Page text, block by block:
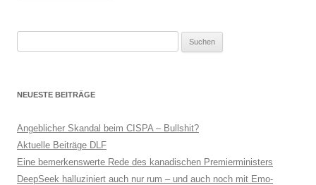
NEUESTE BEITRÄGE
Angeblicher Skandal beim CISPA – Bullshit?
Aktuelle Beiträge DLF
Eine bemerkenswerte Rede des kanadischen Premierministers
DeepSeek halluziniert auch nur rum – und auch noch mit Emo-